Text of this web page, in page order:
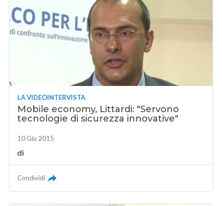
LA VIDEOINTERVISTA
Mobile economy, Littardi: "Servono
tecnologie di sicurezza innovative"
10 Giu 2015
di
Condividi